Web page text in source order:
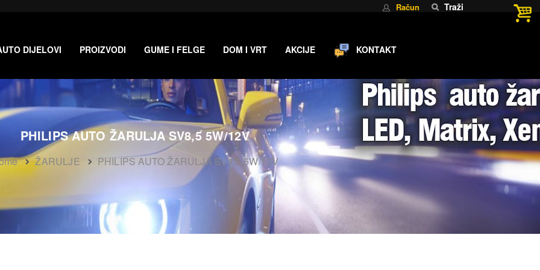
Račun Traži
DIJELOVI PROIZVODI GUME I FELGE DOM I VRT AKCIJE KONTAKT
PHILIPS AUTO ŽARULJA SV8,5 5W/12V
ŽARULJE PHILIPS AUTO ŽARULJA SV8,5 5W/12V